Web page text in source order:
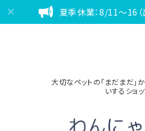
夏季休業：8/11～16（
大切なペットの「まだまだ」
いするショ